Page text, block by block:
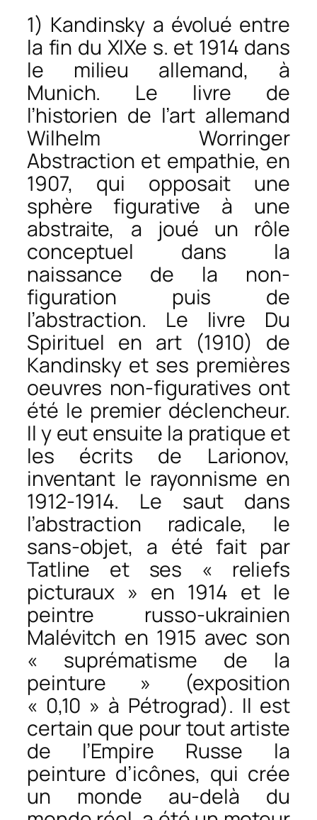
1) Kandinsky a évolué entre
la fin du XIXe s. et 1914 dans
le milieu allemand, à
Munich. Le livre de
l’historien de l’art allemand
Wilhelm Worringer
Abstraction et empathie, en
1907, qui opposait une
sphère figurative à une
abstraite, a joué un rôle
conceptuel dans la
naissance de la non-
figuration puis de
l’abstraction. Le livre Du
Spirituel en art (1910) de
Kandinsky et ses premières
oeuvres non-figuratives ont
été le premier déclencheur.
Il y eut ensuite la pratique et
les écrits de Larionov,
inventant le rayonnisme en
1912-1914. Le saut dans
l’abstraction radicale, le
sans-objet, a été fait par
Tatline et ses « reliefs
picturaux » en 1914 et le
peintre russo-ukrainien
Malévitch en 1915 avec son
« suprématisme de la
peinture » (exposition
« 0,10 » à Pétrograd). Il est
certain que pour tout artiste
de l’Empire Russe la
peinture d’icônes, qui crée
un monde au-delà du